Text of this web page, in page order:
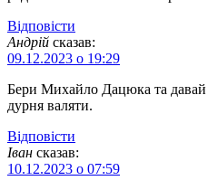
Відповіcти
Андрій сказав:
09.12.2023 о 19:29
Бери Михайло Дацюка та
дурня валяти.
Відповіcти
Іван сказав:
10.12.2023 о 07:59